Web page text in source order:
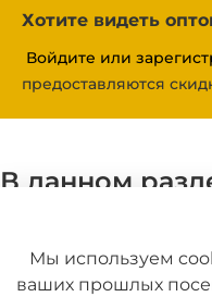
Хотите видеть
Войдите или
предоставляются
В данном
Мы используем
ваших прошлых